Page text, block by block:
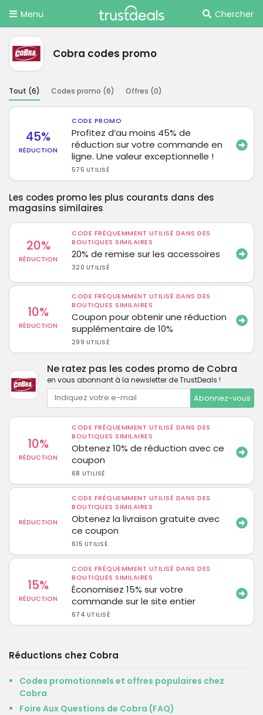
Menu Chercher
Cobra codes promo
Tout (6) Codes promo (6) Offres (0)
45%
RÉDUCTION
CODE PROMO
Profitez d’au moins 45% de
réduction sur votre commande en
ligne. Une valeur exceptionnelle !
575 UTILISÉ
Les codes promo les plus courants dans des
magasins similaires
20%
RÉDUCTION
CODE FRÉQUEMMENT UTILISÉ DANS DES
BOUTIQUES SIMILAIRES
20% de remise sur les accessoires
320 UTILISÉ
10%
RÉDUCTION
CODE FRÉQUEMMENT UTILISÉ DANS DES
BOUTIQUES SIMILAIRES
Coupon pour obtenir une réduction
supplémentaire de 10%
299 UTILISÉ
Ne ratez pas les codes promo de Cobra
en vous abonnant à la newsletter de TrustDeals !
Abonnez-vous
10%
RÉDUCTION
CODE FRÉQUEMMENT UTILISÉ DANS DES
BOUTIQUES SIMILAIRES
Obtenez 10% de réduction avec ce
coupon
68 UTILISÉ
RÉDUCTION
CODE FRÉQUEMMENT UTILISÉ DANS DES
BOUTIQUES SIMILAIRES
Obtenez la livraison gratuite avec
ce coupon
615 UTILISÉ
15%
RÉDUCTION
CODE FRÉQUEMMENT UTILISÉ DANS DES
BOUTIQUES SIMILAIRES
Économisez 15% sur votre
commande sur le site entier
674 UTILISÉ
Réductions chez Cobra
Codes promotionnels et offres populaires chez
Cobra
Foire Aux Questions de Cobra (FAQ)